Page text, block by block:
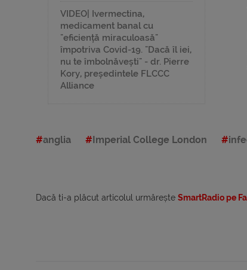
VIDEO| Ivermectina,
medicament banal cu
"eficiență miraculoasă"
împotriva Covid-19. "Dacă îl iei,
nu te îmbolnăvești" - dr. Pierre
Kory, președintele FLCCC
Alliance
anglia Imperial College London
Dacă ti-a plăcut articolul urmărește SmartRadio pe